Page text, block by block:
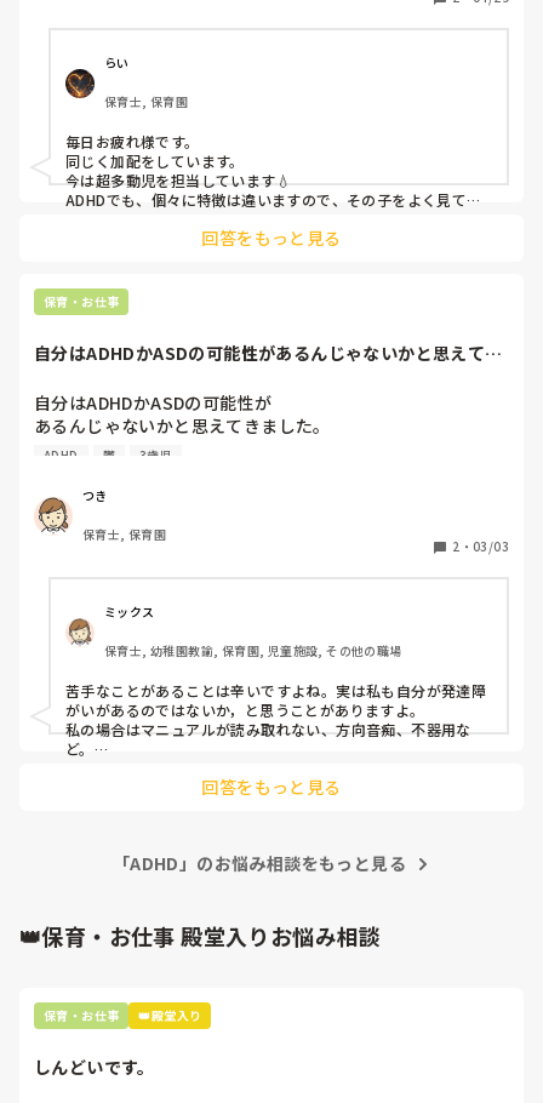
話を聞く時間に席を立ちおもちゃで遊び出す
止められると癇癪を起こす
切り替えられない
ゲームで負けると勝った子に衝動的に叩く
並びはいつも一番前になりたがり担任に並んでと言われると
癇癪を起こす
昨年と担任も加配も別の保育士だが去年はある程度できてた
からやらせる、一回おもちゃで遊ぶと頭がいいからずっとや
行動は典型的なジャイアン型のADHDだなと思います。
でまたゼロから関係を作っていかなきゃいけないと思ってい
その中で無理にクラスの箱の中にいれているから余計な癇癪
を起こし周りに当たり散らしているのもあると思います。
その行動が担任は嫌みたいですが
それでも側で私がみんながこれをするときは片付けようとか
次することを伝えておくと始まった時に自ら片づけられて制
動できた方がいいんじゃないかなと思いますが…
その考えも違うのかな…
本は3冊ほど読んだりネットでかなり調べたりして勉強して
いますがまだまだですね…
担任と話す時間を作ってもらうように上に話はしました
が…。
このような子の対応で良い方法があったら教えて頂きたいで
らい
保育士, 保育園
毎日お疲れ様です。
同じく加配をしています。
今は超多動児を担当しています💧
ADHDでも、個々に特徴は違いますので、その子をよく見て対
あなたの対応で間違っていないと思いますよ。
大勢の人の中に居る事もザワザワしてイヤな環境でしょうし。
去年出来てたのは、保育士との信頼関係が出来てたからです。
環境が変われば、また1からやり直しですよ。
納得して切り替えられるのが大切。
1番前が良ければ、どうしてもじゃない時以外は担任が付いて
一緒に並べばいいと思います。
みんなと一緒に出来るのがイイ訳じゃないと思います。
なので、少しでも減らしてあげる事。
制作活動が始まる時にアナタの声掛けで片付けられるのは⭕️だ
と思います。
回答をもっと見る
保育・お仕事
自分はADHDかASDの可能性があるんじゃないかと思えてき
自分はADHDかASDの可能性が
あるんじゃないかと思えてきました。
・ケアレスミスをする
・会議に集中できない
・部屋が片付けられない
・忘れ物、なくしものが多い
・人の話を集中してきけない
・自分のことばかり話してしまう
・仕事の締め切りに間に合わない
・想像力が乏しい
・強いこだわりがある
ADHD 鬱 3歳児
つき
保育士, 保育園
2 ・ 03/03
ミックス
保育士, 幼稚園教諭, 保育園, 児童施設, その他の職場
苦手なことがあることは辛いですよね。実は私も自分が発達障
がいがあるのではないか，と思うことがありますよ。
私の場合はマニュアルが読み取れない、方向音痴、不器用な
ど。
でしょうか。個性とも言えるかもしれません。
かないかもしれません。今障がいがある無しの診断よりもそん
ここまで不安なことや苦手なことがあげられると言うことは自
分理解をしているのですから項目ごとに上記のようなことが起
それでも気になるのなら心療内科や精神科に、通院するのも良
いかもしれませんね。だからといって治るわけではないかもし
回答をもっと見る
「ADHD」のお悩み相談をもっと見る
👑保育・お仕事 殿堂入りお悩み相談
保育・お仕事 👑殿堂入り
しんどいです。